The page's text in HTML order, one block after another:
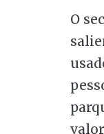
O